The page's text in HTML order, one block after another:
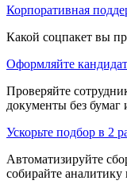
Корпоративная
Какой соцпакет вы
Оформляйте
Проверяйте
документы без бумаг
Ускорьте подбор в 2
Автоматизируйте
собирайте аналитику